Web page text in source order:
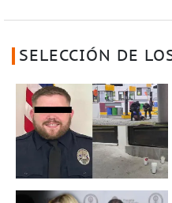
SELECCIÓN DE